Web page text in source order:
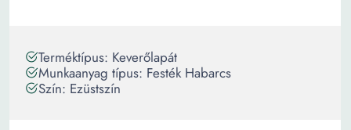
Terméktípus: Keverőlapát
Munkaanyag típus: Festék Habarcs
Szín: Ezüstszín